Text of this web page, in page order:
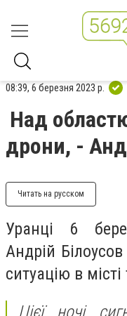
08:39, 6 березня 2023 р.
Над
дрони, -
Читать на русском
Уранці 6
Андрій
ситуацію в місті
Цієї ночі